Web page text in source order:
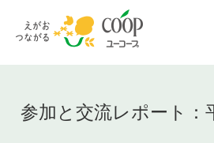
参加と交流レポート：